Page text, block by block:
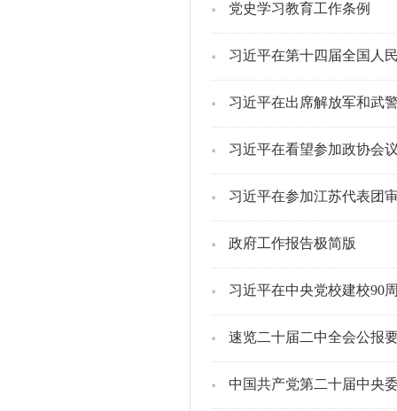
党史学习教育工作条例
习近平在第十四届全国人
习近平在出席解放军和武
习近平在看望参加政协会
习近平在参加江苏代表团
政府工作报告极简版
习近平在中央党校建校90
速览二十届二中全会公报
中国共产党第二十届中央